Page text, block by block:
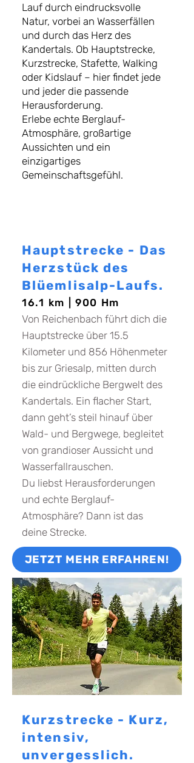
Lauf durch eindrucksvolle
Natur, vorbei an Wasserfällen
und durch das Herz des
Kandertals. Ob Hauptstrecke,
Kurzstrecke, Stafette, Walking
oder Kidslauf – hier findet jede
und jeder die passende
Herausforderung.
Erlebe echte Berglauf-
Atmosphäre, großartige
Aussichten und ein
einzigartiges
Gemeinschaftsgefühl.
Hauptstrecke - Das
Herzstück des
Blüemlisalp-Laufs.
16.1 km | 900 Hm
Von Reichenbach führt dich die
Hauptstrecke über 15.5
Kilometer und 856 Höhenmeter
bis zur Griesalp, mitten durch
die eindrückliche Bergwelt des
Kandertals. Ein flacher Start,
dann geht’s steil hinauf über
Wald- und Bergwege, begleitet
von grandioser Aussicht und
Wasserfallrauschen.
Du liebst Herausforderungen
und echte Berglauf-
Atmosphäre? Dann ist das
deine Strecke.
JETZT MEHR ERFAHREN!
Kurzstrecke - Kurz,
intensiv,
unvergesslich.